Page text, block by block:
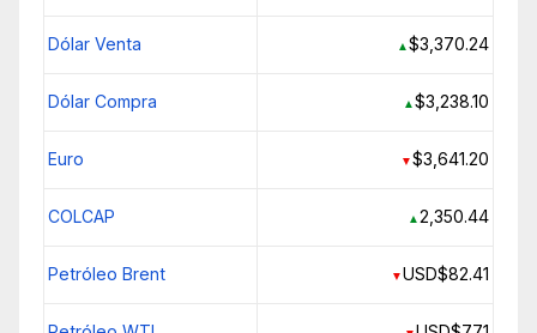
Dólar Venta ▲$3,370.24
Dólar Compra ▲$3,238.10
Euro ▼$3,641.20
COLCAP ▲2,350.44
Petróleo Brent ▼USD$82.41